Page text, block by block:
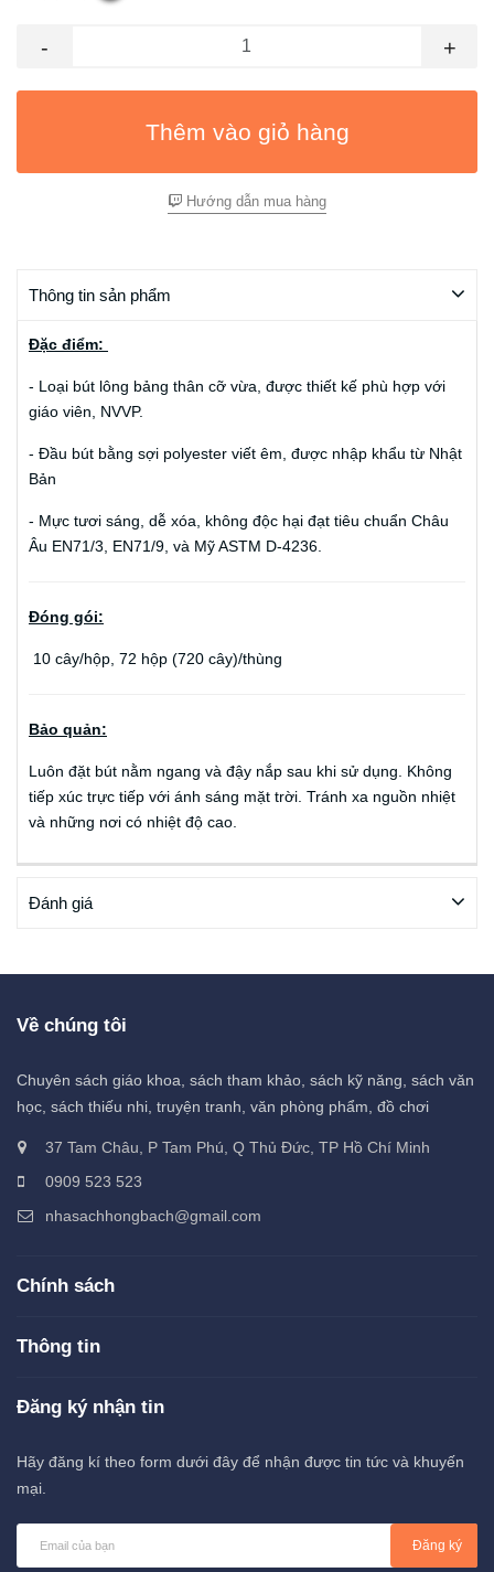
- +
Thêm vào giỏ hàng
Hướng dẫn mua hàng
Thông tin sản phẩm
Đặc điểm:
- Loại bút lông bảng thân cỡ vừa, được thiết kế phù hợp với
giáo viên, NVVP.
- Đầu bút bằng sợi polyester viết êm, được nhập khẩu từ Nhật
Bản
- Mực tươi sáng, dễ xóa, không độc hại đạt tiêu chuẩn Châu
Âu EN71/3, EN71/9, và Mỹ ASTM D-4236.
Đóng gói:
10 cây/hộp, 72 hộp (720 cây)/thùng
Bảo quản:
Luôn đặt bút nằm ngang và đậy nắp sau khi sử dụng. Không
tiếp xúc trực tiếp với ánh sáng mặt trời. Tránh xa nguồn nhiệt
và những nơi có nhiệt độ cao.
Đánh giá
Về chúng tôi
Chuyên sách giáo khoa, sách tham khảo, sách kỹ năng, sách văn
học, sách thiếu nhi, truyện tranh, văn phòng phẩm, đồ chơi
37 Tam Châu, P Tam Phú, Q Thủ Đức, TP Hồ Chí Minh
0909 523 523
nhasachhongbach@gmail.com
Chính sách
Thông tin
Đăng ký nhận tin
Hãy đăng kí theo form dưới đây để nhận được tin tức và khuyến
mại.
Đăng ký